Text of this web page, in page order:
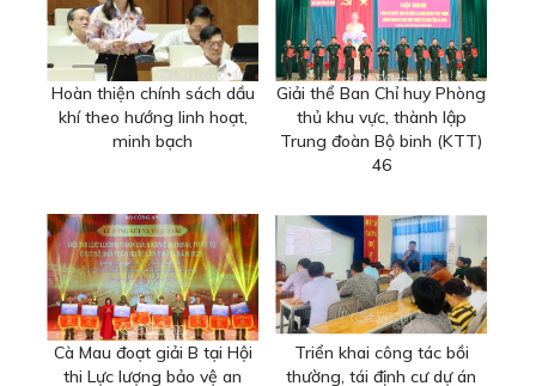
Hoàn thiện chính sách dầu
khí theo hướng linh hoạt,
minh bạch
Giải thể Ban Chỉ huy Phòng
thủ khu vực, thành lập
Trung đoàn Bộ binh (KTT)
46
Cà Mau đoạt giải B tại Hội
thi Lực lượng bảo vệ an
Triển khai công tác bồi
thường, tái định cư dự án